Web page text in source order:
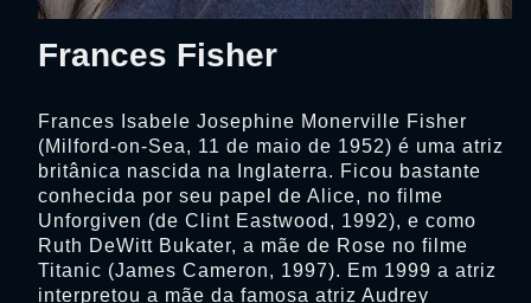
Frances Fisher
Frances Isabele Josephine Monerville Fisher
(Milford-on-Sea, 11 de maio de 1952) é uma atriz
britânica nascida na Inglaterra. Ficou bastante
conhecida por seu papel de Alice, no filme
Unforgiven (de Clint Eastwood, 1992), e como
Ruth DeWitt Bukater, a mãe de Rose no filme
Titanic (James Cameron, 1997). Em 1999 a atriz
interpretou a mãe da famosa atriz Audrey